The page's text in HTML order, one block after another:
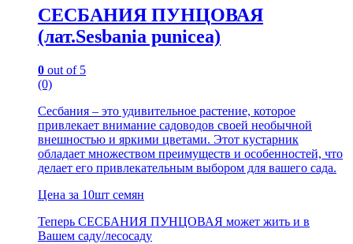
СЕСБАНИЯ ПУНЦОВАЯ
(лат.Sesbania punicea)
0 out of 5
(0)
Сесбания – это удивительное растение, которое
привлекает внимание садоводов своей необычной
внешностью и яркими цветами. Этот кустарник
обладает множеством преимуществ и особенностей, что
делает его привлекательным выбором для вашего сада.
Цена за 10шт семян
Теперь СЕСБАНИЯ ПУНЦОВАЯ может жить и в
Вашем саду/лесосаду